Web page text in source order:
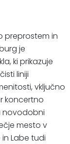
preprostem in
je
ki prikazuje
liniji
vključno
koncertno
novodobni
mesto v
in Labe tudi